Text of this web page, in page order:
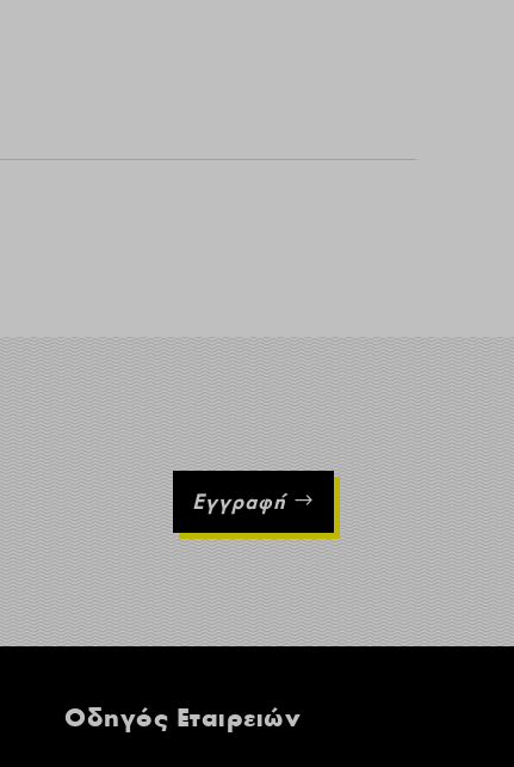
Εγγραφή
Οδηγός Εταιρειών